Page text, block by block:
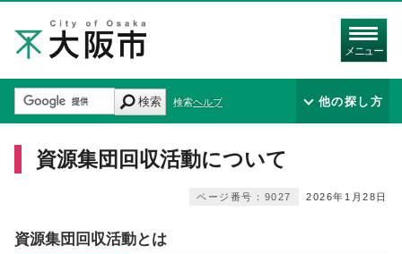
メニュー
検索 検索ヘルプ 他の探し方
資源集団回収活動について
2026年1月28日
ページ番号：9027
資源集団回収活動とは